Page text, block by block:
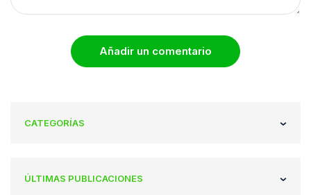
Añadir un comentario
CATEGORÍAS
ÚLTIMAS PUBLICACIONES